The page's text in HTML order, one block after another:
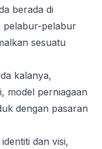
berada di
pelabur-pelabur
sesuatu
kalanya,
model perniagaan
dengan pasaran
dan visi,